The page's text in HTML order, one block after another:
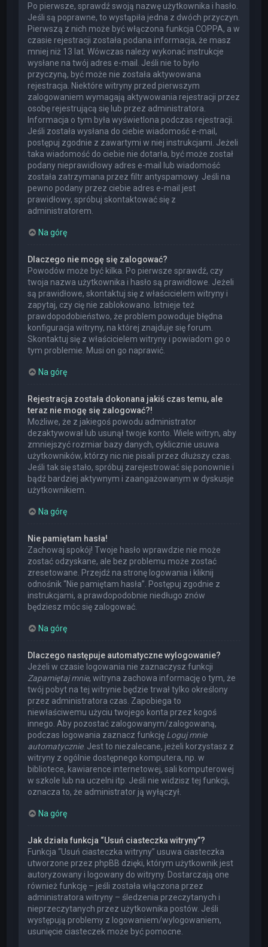
Po pierwsze, sprawdź swoją nazwę użytkownika i hasło.
Jeśli są poprawne, to wystąpiła jedna z dwóch przyczyn.
Pierwszą z nich może być włączona funkcja COPPA, a w
czasie rejestracji została podana informacja, że masz
mniej niż 13 lat. Wówczas należy wykonać instrukcje
wysłane na twój adres e-mail. Jeśli nie to było
przyczyną, być może nie została aktywowana
rejestracja. Niektóre witryny przed pierwszym
zalogowaniem wymagają aktywowania rejestracji przez
osobę rejestrującą się lub przez administratora.
Informacja o tym była wyświetlona podczas rejestracji.
Jeśli została wysłana do ciebie wiadomość e-mail,
postępuj zgodnie z zawartymi w niej instrukcjami. Jeżeli
taka wiadomość do ciebie nie dotarła, być może został
podany nieprawidłowy adres e-mail lub wiadomość
została zatrzymana przez filtr antyspamowy. Jeśli na
pewno podany przez ciebie adres e-mail jest
prawidłowy, spróbuj skontaktować się z
administratorem.
Na górę
Dlaczego nie mogę się zalogować?
Powodów może być kilka. Po pierwsze sprawdź, czy
twoja nazwa użytkownika i hasło są prawidłowe. Jeżeli
są prawidłowe, skontaktuj się z właścicielem witryny i
zapytaj, czy cię nie zablokowano. Istnieje też
prawdopodobieństwo, że problem powoduje błędna
konfiguracja witryny, na której znajduje się forum.
Skontaktuj się z właścicielem witryny i powiadom go o
tym problemie. Musi on go naprawić.
Na górę
Rejestracja została dokonana jakiś czas temu, ale
teraz nie mogę się zalogować?!
Możliwe, że z jakiegoś powodu administrator
dezaktywował lub usunął twoje konto. Wiele witryn, aby
zmniejszyć rozmiar bazy danych, cyklicznie usuwa
użytkowników, którzy nic nie pisali przez dłuższy czas.
Jeśli tak się stało, spróbuj zarejestrować się ponownie i
bądź bardziej aktywnym i zaangażowanym w dyskusje
użytkownikiem.
Na górę
Nie pamiętam hasła!
Zachowaj spokój! Twoje hasło wprawdzie nie może
zostać odzyskane, ale bez problemu może zostać
zresetowane. Przejdź na stronę logowania i kliknij
odnośnik “Nie pamiętam hasła”. Postępuj zgodnie z
instrukcjami, a prawdopodobnie niedługo znów
będziesz móc się zalogować.
Na górę
Dlaczego następuje automatyczne wylogowanie?
Jeżeli w czasie logowania nie zaznaczysz funkcji
Zapamiętaj mnie, witryna zachowa informację o tym, że
twój pobyt na tej witrynie będzie trwał tylko określony
przez administratora czas. Zapobiega to
niewłaściwemu użyciu twojego konta przez kogoś
innego. Aby pozostać zalogowanym/zalogowaną,
podczas logowania zaznacz funkcję Loguj mnie
automatycznie. Jest to niezalecane, jeżeli korzystasz z
witryny z ogólnie dostępnego komputera, np. w
bibliotece, kawiarence internetowej, sali komputerowej
w szkole lub na uczelni itp. Jeśli nie widzisz tej funkcji,
oznacza to, że administrator ją wyłączył.
Na górę
Jak działa funkcja “Usuń ciasteczka witryny”?
Funkcja “Usuń ciasteczka witryny” usuwa ciasteczka
utworzone przez phpBB dzięki, którym użytkownik jest
autoryzowany i logowany do witryny. Dostarczają one
również funkcję – jeśli została włączona przez
administratora witryny – śledzenia przeczytanych i
nieprzeczytanych przez użytkownika postów. Jeśli
występują problemy z logowaniem/wylogowaniem,
usunięcie ciasteczek może być pomocne.